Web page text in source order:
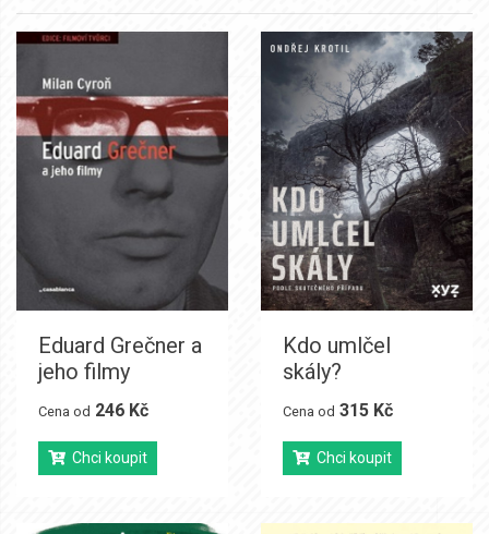
Eduard Grečner a
jeho filmy
Cena od 246 Kč
Chci koupit
Kdo umlčel
skály?
Cena od 315 Kč
Chci koupit